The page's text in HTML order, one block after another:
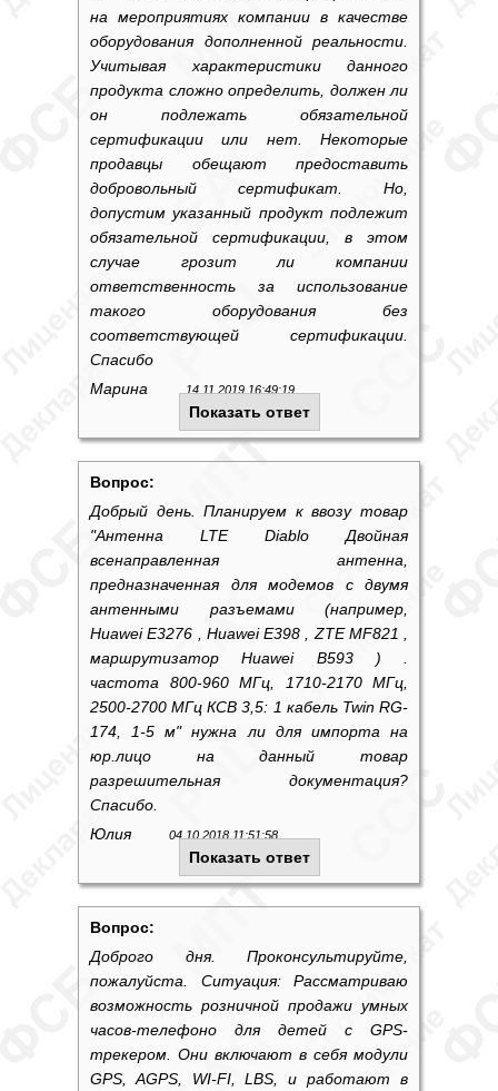
на мероприятиях компании в качестве
оборудования дополненной реальности.
Учитывая характеристики данного
продукта сложно определить, должен ли
он подлежать обязательной
сертификации или нет. Некоторые
продавцы обещают предоставить
добровольный сертификат. Но,
допустим указанный продукт подлежит
обязательной сертификации, в этом
случае грозит ли компании
ответственность за использование
такого оборудования без
соответствующей сертификации.
Спасибо
Марина
14.11.2019 16:49:19
Показать ответ
Вопрос:
Добрый день. Планируем к ввозу товар
"Антенна LTE Diablo Двойная
всенаправленная антенна,
предназначенная для модемов с двумя
антенными разъемами (например,
Huawei E3276 , Huawei E398 , ZTE MF821 ,
маршрутизатор Huawei B593 ) .
частота 800-960 МГц, 1710-2170 МГц,
2500-2700 МГц КСВ 3,5: 1 кабель Twin RG-
174, 1-5 м" нужна ли для импорта на
юр.лицо на данный товар
разрешительная документация?
Спасибо.
Юлия
04.10.2018 11:51:58
Показать ответ
Вопрос:
Доброго дня. Проконсультируйте,
пожалуйста. Ситуация: Рассматриваю
возможность розничной продажи умных
часов-телефоно для детей с GPS-
трекером. Они включают в себя модули
GPS, AGPS, WI-FI, LBS, и работают в